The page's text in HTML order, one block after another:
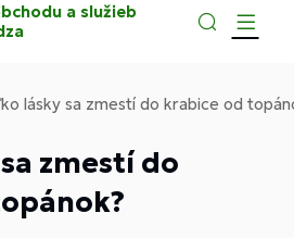
a služieb
lásky sa zmestí do krabice od
zmestí do